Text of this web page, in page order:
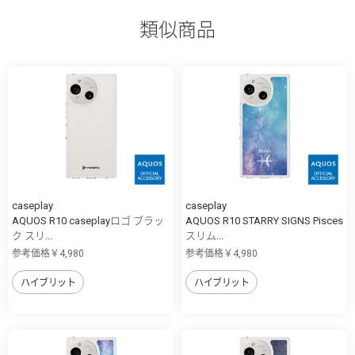
類似商品
caseplay
AQUOS R10 caseplayロゴ ブラッ
ク スリ...
参考価格￥4,980
ハイブリット
caseplay
AQUOS R10 STARRY SIGNS Pisces
スリム...
参考価格￥4,980
ハイブリット